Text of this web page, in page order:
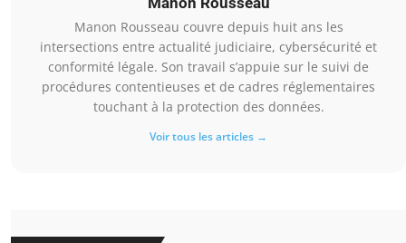
Manon Rousseau couvre depuis huit ans les
intersections entre actualité judiciaire, cybersécurité et
conformité légale. Son travail s’appuie sur le suivi de
procédures contentieuses et de cadres réglementaires
touchant à la protection des données.
Voir tous les articles →